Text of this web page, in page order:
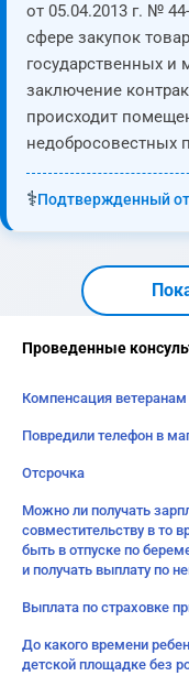
от 05.04.2013 г. №
сфере закупок
государственных
заключение
происходит
недобросовестных
⚕️Подтвержденный
Проведенные
Компенсация
Повредили телефон в
Отсрочка
Можно ли получать
совместительству в то
быть в отпуске по
и получать выплату по
Выплата по страховке
До какого времени
детской площадке без